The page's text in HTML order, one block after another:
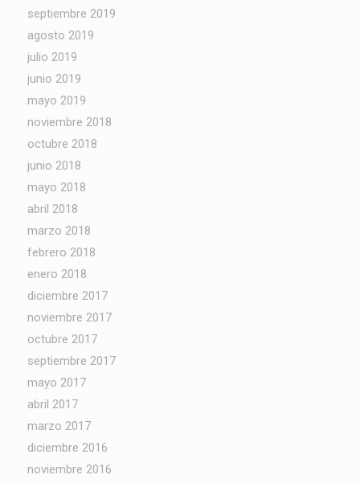
septiembre 2019
agosto 2019
julio 2019
junio 2019
mayo 2019
noviembre 2018
octubre 2018
junio 2018
mayo 2018
abril 2018
marzo 2018
febrero 2018
enero 2018
diciembre 2017
noviembre 2017
octubre 2017
septiembre 2017
mayo 2017
abril 2017
marzo 2017
diciembre 2016
noviembre 2016